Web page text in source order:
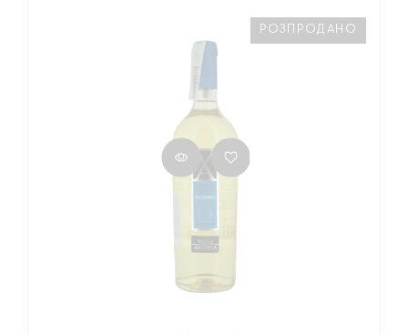
РОЗПРОДАНО